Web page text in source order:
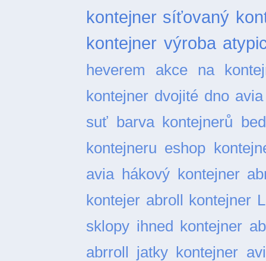
kontejner síťovaný
kontejner výroba
heverem
akce na
kontejner dvojité dno
suť barva kontejnerů
kontejneru eshop
avia hákový kontejner
kontejer abroll kontejner
sklopy ihned kontejner
abrroll jatky kontejner